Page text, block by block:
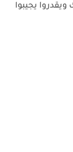
يجيبوا